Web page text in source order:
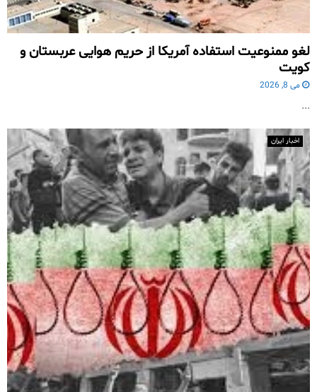
لغو ممنوعیت استفاده آمریکا از حریم هوایی عربستان و
کویت
می 8, 2026
...
اخبار ایران